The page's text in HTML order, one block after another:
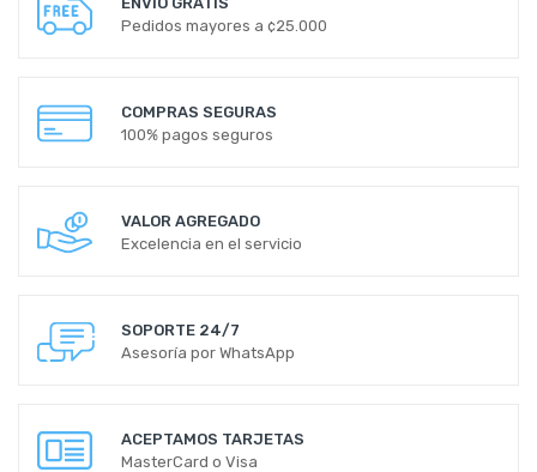
Pedidos mayores a ¢25.000
COMPRAS SEGURAS
100% pagos seguros
VALOR AGREGADO
Excelencia en el servicio
SOPORTE 24/7
Asesoría por WhatsApp
ACEPTAMOS TARJETAS
MasterCard o Visa